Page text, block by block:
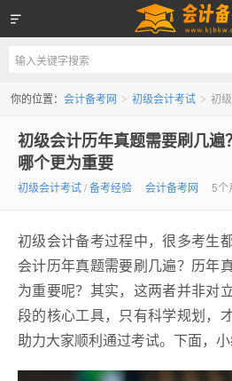
会计备考网
你的位置： 会计备考网 > 初级会计考试 > 初级会
初级会计历年真题需要刷几
哪个更为重要
初级会计考试/备考经验 会计备考网 5个
初级会计备考过程中，很多考生
会计历年真题需要刷几遍？历年
为重要呢？其实，这两者并非对
段的核心工具，只有科学规划，
助力大家顺利通过考试。下面，小